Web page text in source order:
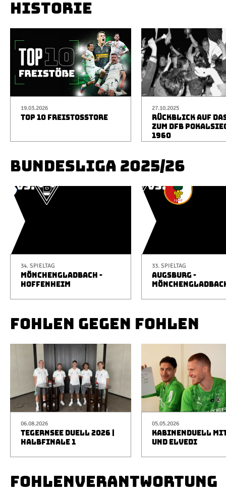
HISTORIE
19.03.2026
TOP 10 FREISTOSSTORE
27.10.2025
RÜCKBLICK AUF
ZUM DFB
1960
BUNDESLIGA 2025/26
34. SPIELTAG
MÖNCHENGLADBACH -
HOFFENHEIM
33. SPIELTAG
AUGSBURG -
FOHLEN GEGEN FOHLEN
06.08.2026
TEGERNSEE DUELL 2026 |
HALBFINALE 1
05.05.2026
KABINENDUELL
UND ELVEDI
FOHLENVERANTWORTUNG